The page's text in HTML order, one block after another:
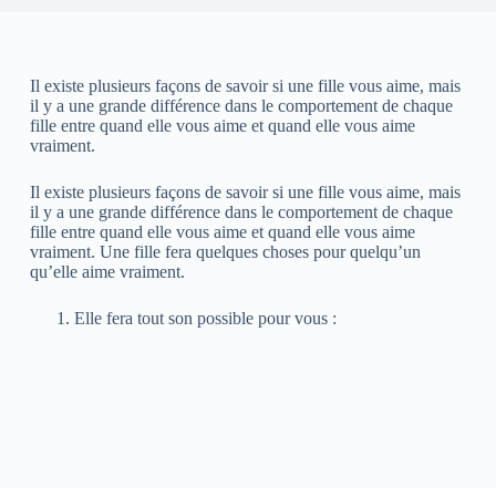
Il existe plusieurs façons de savoir si une fille vous aime, mais
il y a une grande différence dans le comportement de chaque
fille entre quand elle vous aime et quand elle vous aime
vraiment.
Il existe plusieurs façons de savoir si une fille vous aime, mais
il y a une grande différence dans le comportement de chaque
fille entre quand elle vous aime et quand elle vous aime
vraiment. Une fille fera quelques choses pour quelqu’un
qu’elle aime vraiment.
Elle fera tout son possible pour vous :